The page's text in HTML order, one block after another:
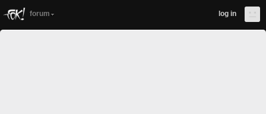
forum log in